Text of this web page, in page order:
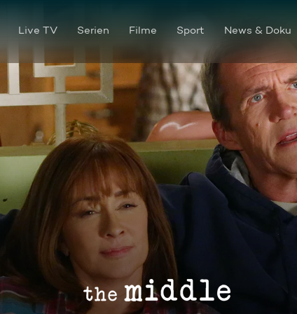
Live TV Serien Filme Sport News & Doku
Die Weihnachtsblockade